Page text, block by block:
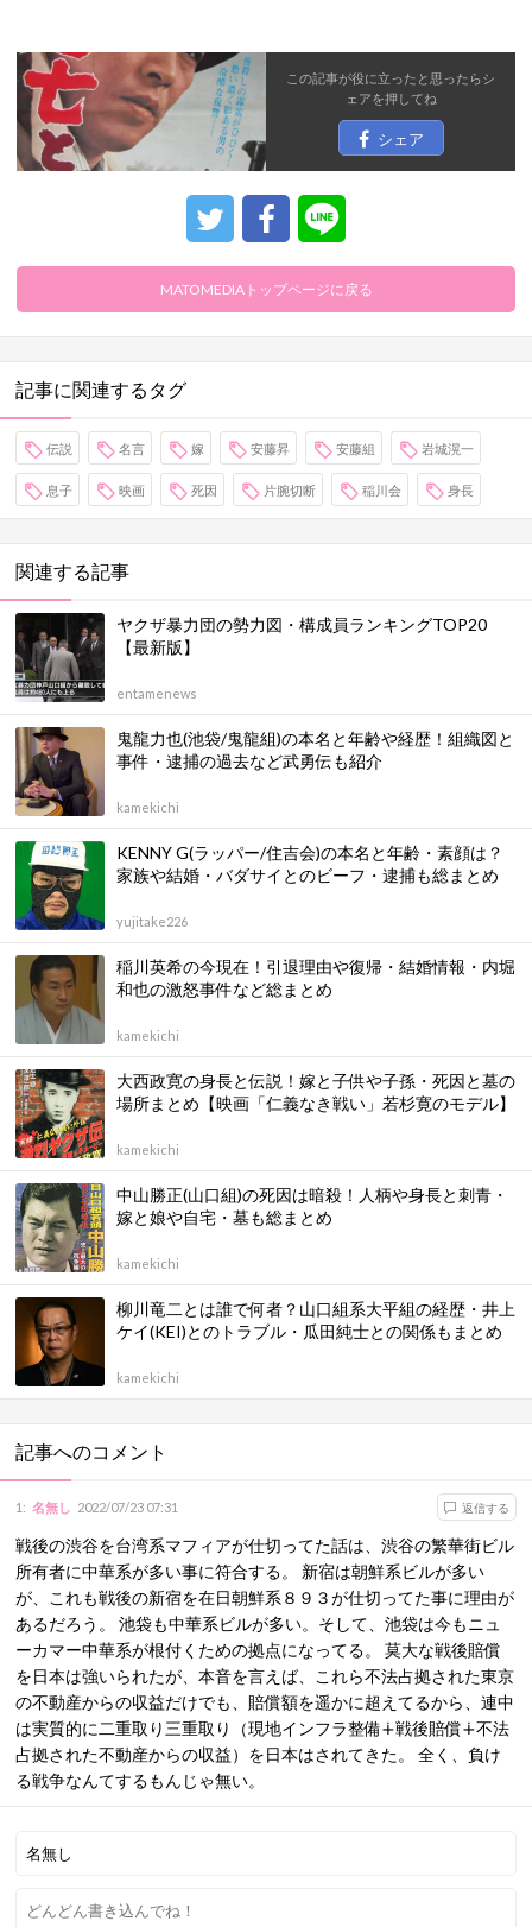
この記事が役に立ったと思ったらシ
ェアを押してね
シェア
MATOMEDIAトップページに戻る
記事に関連するタグ
伝説 名言 嫁 安藤昇 安藤組 岩城滉一
息子 映画 死因 片腕切断 稲川会 身長
関連する記事
ヤクザ暴力団の勢力図・構成員ランキングTOP20
【最新版】
entamenews
鬼龍力也(池袋/鬼龍組)の本名と年齢や経歴！組織図と
事件・逮捕の過去など武勇伝も紹介
kamekichi
KENNY G(ラッパー/住吉会)の本名と年齢・素顔は？
家族や結婚・バダサイとのビーフ・逮捕も総まとめ
yujitake226
稲川英希の今現在！引退理由や復帰・結婚情報・内堀
和也の激怒事件など総まとめ
kamekichi
大西政寛の身長と伝説！嫁と子供や子孫・死因と墓の
場所まとめ【映画「仁義なき戦い」若杉寛のモデル】
kamekichi
中山勝正(山口組)の死因は暗殺！人柄や身長と刺青・
嫁と娘や自宅・墓も総まとめ
kamekichi
柳川竜二とは誰で何者？山口組系大平組の経歴・井上
ケイ(KEI)とのトラブル・瓜田純士との関係もまとめ
kamekichi
記事へのコメント
1 : 名無し 2022/07/23 07:31 返信する
戦後の渋谷を台湾系マフィアが仕切ってた話は、渋谷の繁華街ビル
所有者に中華系が多い事に符合する。 新宿は朝鮮系ビルが多い
が、これも戦後の新宿を在日朝鮮系８９３が仕切ってた事に理由が
あるだろう。 池袋も中華系ビルが多い。そして、池袋は今もニュ
ーカマー中華系が根付くための拠点になってる。 莫大な戦後賠償
を日本は強いられたが、本音を言えば、これら不法占拠された東京
の不動産からの収益だけでも、賠償額を遥かに超えてるから、連中
は実質的に二重取り三重取り（現地インフラ整備∔戦後賠償∔不法
占拠された不動産からの収益）を日本はされてきた。 全く、負け
る戦争なんてするもんじゃ無い。